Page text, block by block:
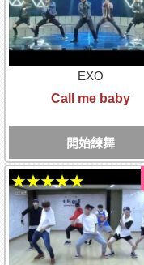
EXO
Call me baby
開始練舞
★★★★★